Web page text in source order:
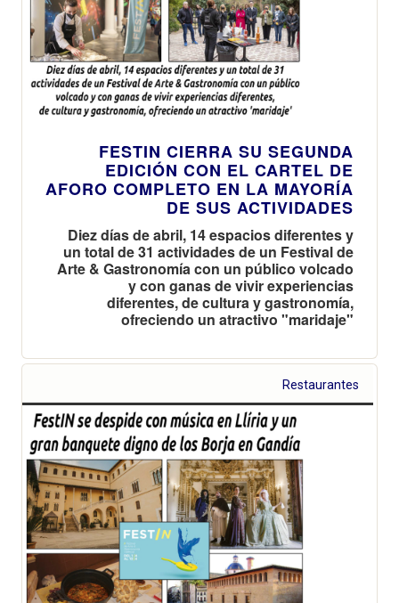
FESTIN CIERRA SU SEGUNDA
EDICIÓN CON EL CARTEL DE
AFORO COMPLETO EN LA MAYORÍA
DE SUS ACTIVIDADES
Diez días de abril, 14 espacios diferentes y
un total de 31 actividades de un Festival de
Arte & Gastronomía con un público volcado
y con ganas de vivir experiencias
diferentes, de cultura y gastronomía,
ofreciendo un atractivo "maridaje"
Restaurantes